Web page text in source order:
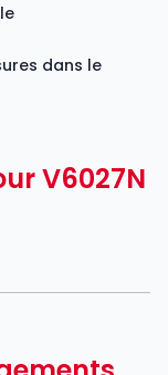
dans le
V6027N